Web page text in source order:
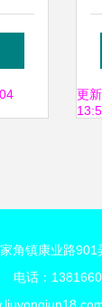
的
更
角镇康业路
电话：